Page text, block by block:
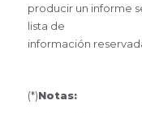
producir un informe
lista de
información
(*)Notas: